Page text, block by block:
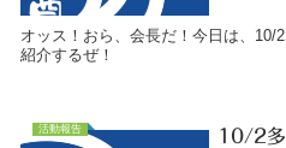
オッス！おら、会長だ！今日は、10/
紹介するぜ！
活動報告 10/2多